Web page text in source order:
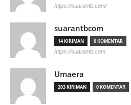
https://suarantb.com/
suarantbcom
14 KIRIMAN 0 KOMENTAR
https://suarantb.com
Umaera
203 KIRIMAN 0 KOMENTAR